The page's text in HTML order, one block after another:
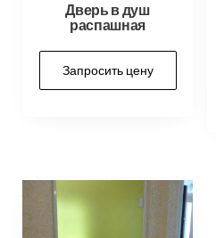
Дверь в душ
распашная